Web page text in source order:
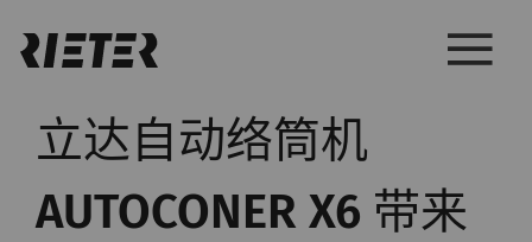
立达自动络筒机
AUTOCONER X6 带来